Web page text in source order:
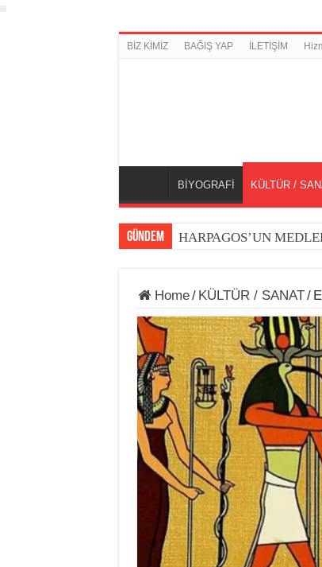
BİZ KİMİZ BAĞIŞ YAP İLETİŞİM
BİYOGRAFİ KÜLTÜR /
GÜNDEM HARPAGOS’UN
Home/ KÜLTÜR / SANAT/